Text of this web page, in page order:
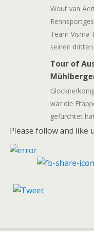
Wout van
Team
seinen
Tour of
war die
gefürchtet
Please follow and like